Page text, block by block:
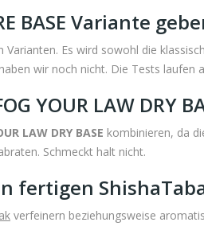
BASE Variante
Es wird sowohl die
wir noch nicht. Die Tests laufen
YOUR LAW DRY
LAW DRY BASE kombinieren, da
Schmeckt halt nicht.
in fertigen
verfeinern beziehungsweise